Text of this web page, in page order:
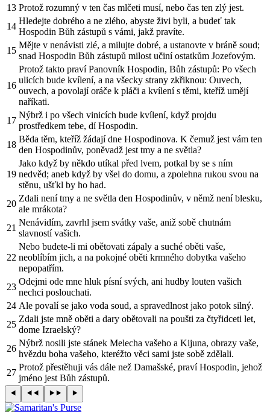
13 Protož rozumný v ten čas mlčeti musí, nebo čas ten zlý jest.
14
Hledejte dobrého a ne zlého, abyste živi byli, a budeť tak
Hospodin Bůh zástupů s vámi, jakž pravíte.
15
Mějte v nenávisti zlé, a milujte dobré, a ustanovte v bráně soud;
snad Hospodin Bůh zástupů milost učiní ostatkům Jozefovým.
16
Protož takto praví Panovník Hospodin, Bůh zástupů: Po všech
ulicích bude kvílení, a na všecky strany zkřiknou: Ouvech,
ouvech, a povolají oráče k pláči a kvílení s těmi, kteříž umějí
naříkati.
17
Nýbrž i po všech vinicích bude kvílení, když projdu
prostředkem tebe, dí Hospodin.
18
Běda těm, kteříž žádají dne Hospodinova. K čemuž jest vám ten
den Hospodinův, poněvadž jest tmy a ne světla?
19
Jako když by někdo utíkal před lvem, potkal by se s ním
nedvěd; aneb když by všel do domu, a zpolehna rukou svou na
stěnu, ušťkl by ho had.
20
Zdali není tmy a ne světla den Hospodinův, v němž není blesku,
ale mrákota?
21
Nenávidím, zavrhl jsem svátky vaše, aniž sobě chutnám
slavností vašich.
22
Nebo budete-li mi obětovati zápaly a suché oběti vaše,
neoblíbím jich, a na pokojné oběti krmného dobytka vašeho
nepopatřím.
23
Odejmi ode mne hluk písní svých, ani hudby louten vašich
nechci poslouchati.
24 Ale povalí se jako voda soud, a spravedlnost jako potok silný.
25
Zdali jste mně oběti a dary obětovali na poušti za čtyřidceti let,
dome Izraelský?
26
Nýbrž nosili jste stánek Melecha vašeho a Kijuna, obrazy vaše,
hvězdu boha vašeho, kteréžto věci sami jste sobě zdělali.
27
Protož přestěhuji vás dále než Damašské, praví Hospodin, jehož
jméno jest Bůh zástupů.